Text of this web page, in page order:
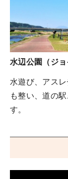
水辺公園（ジョ
水遊び、アス
も整い、道の
す。